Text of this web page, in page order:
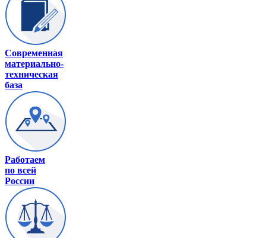
Современная
материально-
техническая
база
Работаем
по всей
России